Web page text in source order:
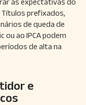
Títulos prefixados,
de queda de
ao IPCA podem
de alta na
e